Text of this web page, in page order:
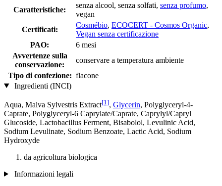
Caratteristiche:
senza alcool, senza solfati, senza profumo,
vegan
Certificati:
Cosmébio, ECOCERT - Cosmos Organic,
Vegan senza certificazione
PAO:
6 mesi
Avvertenze sulla
conservazione:
conservare a temperatura ambiente
Tipo di confezione: flacone
Ingredienti (INCI)
Aqua, Malva Sylvestris Extract[1], Glycerin, Polyglyceryl-4-
Caprate, Polyglyceryl-6 Caprylate/Caprate, Caprylyl/Capryl
Glucoside, Lactobacillus Ferment, Bisabolol, Levulinic Acid,
Sodium Levulinate, Sodium Benzoate, Lactic Acid, Sodium
Hydroxyde
da agricoltura biologica
Informazioni legali